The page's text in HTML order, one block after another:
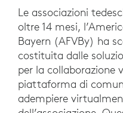
Le associazioni
oltre 14 mesi,
Bayern (AFVBy) ha
costituita dalle
per la collaborazione
piattaforma di
adempiere